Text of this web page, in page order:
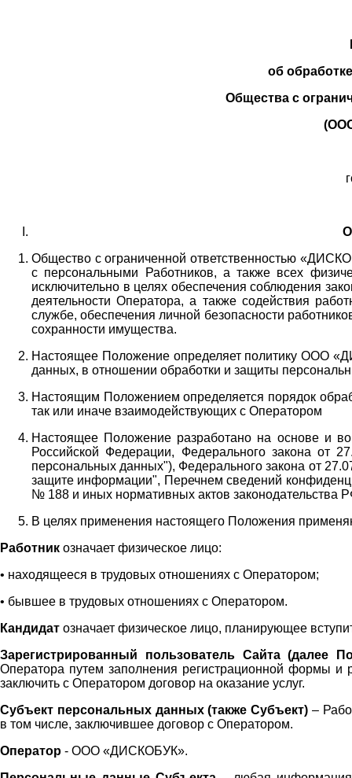
об
Общества с
Общество с ограниченной ответственностью
с персональными Работников, а также всех
исключительно в целях обеспечения соблюдения
деятельности Оператора,а также содействия
службе, обеспечения личной безопасности
сохранности имущества.
Настоящее Положение определяет политику ООО
данных, в отношении обработки и защиты
Настоящим Положением определяется порядок
так или иначе взаимодействующих с Оператором
Настоящее Положение разработано на основе и во
Российской Федерации, Федерального закона
персональных данных"), Федерального закона от
защите информации", Перечнем сведений
№ 188 и иных нормативных актов законодательства
В целях применения настоящего Положения
Работник означает физическое лицо:
• находящееся в трудовых отношениях с Оператором;
• бывшее в трудовых отношениях с Оператором.
Кандидат означает физическое лицо, планирующее
Зарегистрированный пользователь Сайта (далее
Оператора путем заполнения регистрационной формы и
заключить с Оператором договор на оказание услуг.
Субъект персональных данных (также Субъект) –
в том числе, заключившее договор с Оператором.
Оператор - ООО «ДИСКОБУК».